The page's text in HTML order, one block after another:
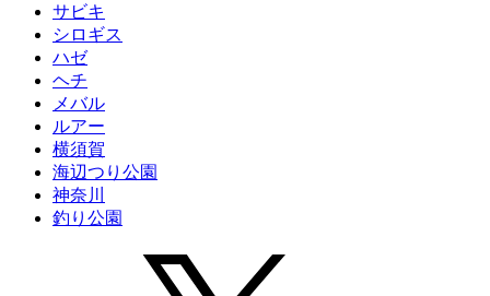
サビキ
シロギス
ハゼ
ヘチ
メバル
ルアー
横須賀
海辺つり公園
神奈川
釣り公園